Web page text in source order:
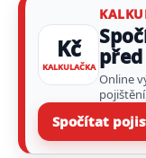
Kč
KALKULAČKA
Online
Spočítat